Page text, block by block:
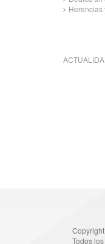
Herencias
Todos